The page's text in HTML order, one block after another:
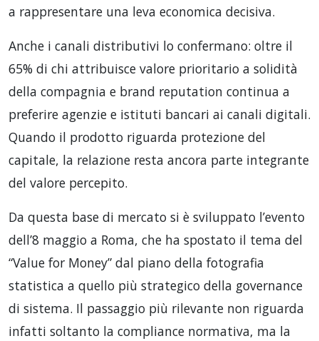
a rappresentare una leva economica decisiva.
Anche i canali distributivi lo confermano: oltre il
65% di chi attribuisce valore prioritario a solidità
della compagnia e brand reputation continua a
preferire agenzie e istituti bancari ai canali digitali.
Quando il prodotto riguarda protezione del
capitale, la relazione resta ancora parte integrante
del valore percepito.
Da questa base di mercato si è sviluppato l’evento
dell’8 maggio a Roma, che ha spostato il tema del
“Value for Money” dal piano della fotografia
statistica a quello più strategico della governance
di sistema. Il passaggio più rilevante non riguarda
infatti soltanto la compliance normativa, ma la